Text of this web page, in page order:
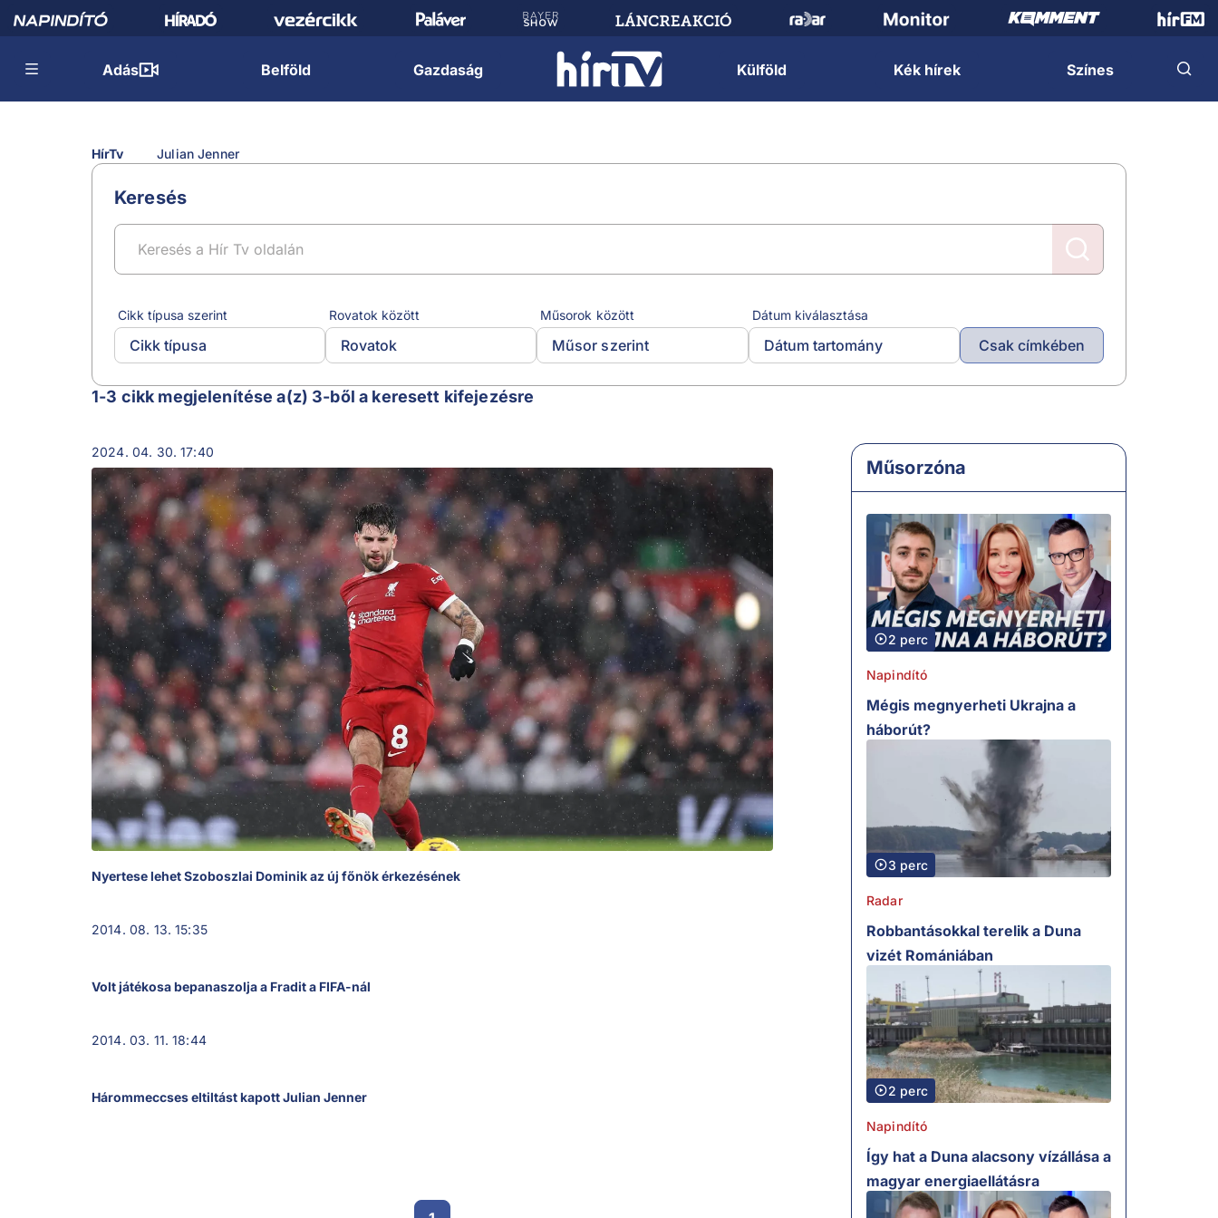
Adás Belföld Gazdaság Külföld Kék hírek Színes
HírTv Julian Jenner
Keresés
Cikk típusa szerint
Cikk típusa
Rovatok között
Rovatok
Műsorok között
Műsor szerint
Dátum kiválasztása
Dátum tartomány Csak címkében
Julian Jenner
1-3 cikk megjelenítése a(z) 3-ből a keresett kifejezésre
2024. 04. 30. 17:40
Nyertese lehet Szoboszlai Dominik az új főnök érkezésének
2014. 08. 13. 15:35
Volt játékosa bepanaszolja a Fradit a FIFA-nál
2014. 03. 11. 18:44
Hárommeccses eltiltást kapott Julian Jenner
Műsorzóna
2 perc
Napindító
Mégis megnyerheti Ukrajna a
háborút?
3 perc
Radar
Robbantásokkal terelik a Duna
vizét Romániában
2 perc
Napindító
Így hat a Duna alacsony vízállása a
magyar energiaellátásra